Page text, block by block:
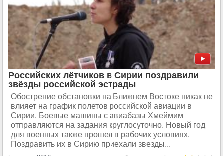
Российских лётчиков в Сирии поздравили
звёзды российской эстрады
Обострение обстановки на Ближнем Востоке никак не
влияет на график полетов российской авиации в
Сирии. Боевые машины с авиабазы Хмеймим
отправляются на задания круглосуточно. Новый год
для военных также прошел в рабочих условиях.
Поздравить их в Сирию приехали звезды...